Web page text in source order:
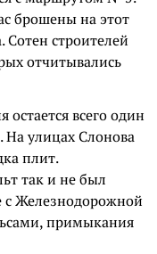
брошены на этот
Сотен строителей
отчитывались
всего один
На улицах Слонова
плит.
так и не был
с Железнодорожной
примыкания